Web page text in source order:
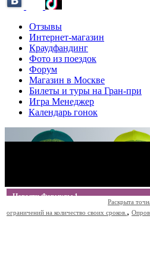
Отзывы
Интернет-магазин
Краудфандинг
Фото из поездок
Форум
Магазин в Москве
Билеты и туры на Гран-при
Игра Менеджер
Календарь гонок
Новости Формулы 1
Раскрыта
ограничений на количество своих сроков. ,